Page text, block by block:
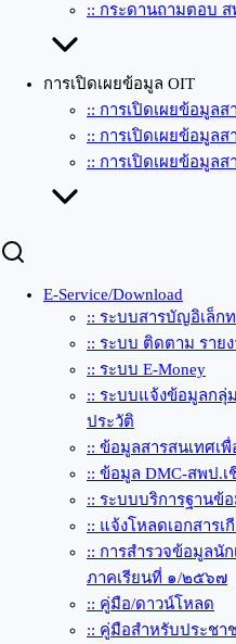
:: กระดานถามตอบ ส
การเปิดเผยข้อมูล OIT
:: การเปิดเผยข้อมูล
:: การเปิดเผยข้อมูล
:: การเปิดเผยข้อมูล
E-Service/Download
:: ระบบสารบัญอิเล็ก
:: ระบบ ติดตาม ราย
:: ระบบ E-Money
:: ระบบแจ้งข้อมูลกลุ่
ประวัติ
:: ข้อมูลสารสนเทศเพื่
:: ข้อมูล DMC-สพป.เ
:: ระบบบริการฐานข้อ
:: แจ้งโหลดเอกสารเ
:: การสำรวจข้อมูลนั
ภาคเรียนที่ ๑/๒๕๖๗
:: คู่มือ/ดาวน์โหลด
:: คู่มือสำหรับประชา